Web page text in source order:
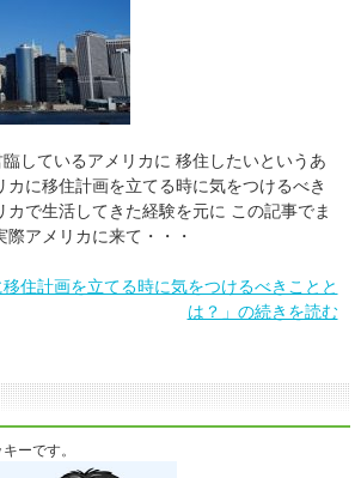
しているアメリカに 移住したいというあ
カに移住計画を立てる時に気をつけるべき
カで生活してきた経験を元に この記事でま
アメリカに来て・・・
移住計画を立てる時に気をつけるべきことと
は？」の続きを読む
ーです。